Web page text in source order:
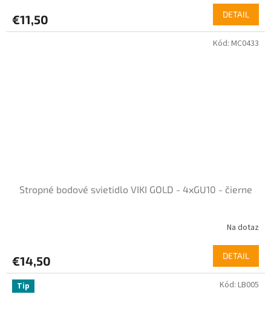
€11,50 DETAIL
Stropné bodové svietidlo VIKI GOLD - 4xGU10 - čierne
Na dotaz
€14,50 DETAIL
Kód: MC0433
Tip Kód: LB005